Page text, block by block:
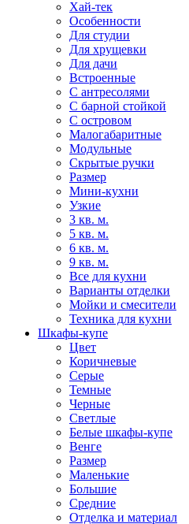
Хай-тек
Особенности
Для студии
Для хрущевки
Для дачи
Встроенные
С антресолями
С барной стойкой
С островом
Малогабаритные
Модульные
Скрытые ручки
Размер
Мини-кухни
Узкие
3 кв. м.
5 кв. м.
6 кв. м.
9 кв. м.
Все для кухни
Варианты отделки
Мойки и смесители
Техника для кухни
Шкафы-купе
Цвет
Коричневые
Серые
Темные
Черные
Светлые
Белые шкафы-купе
Венге
Размер
Маленькие
Большие
Средние
Отделка и материал